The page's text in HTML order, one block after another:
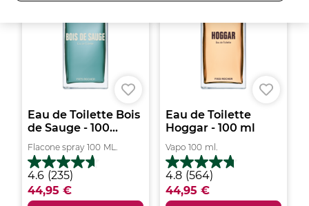
Eau de Toilette Bois
de Sauge - 100...
Flacone spray 100 ML.
4.6 (235)
4.6
su
5
44,95 €
Eau de Toilette
Hoggar - 100 ml
Vapo 100 ml.
4.8 (564)
4.8
su
5
44,95 €